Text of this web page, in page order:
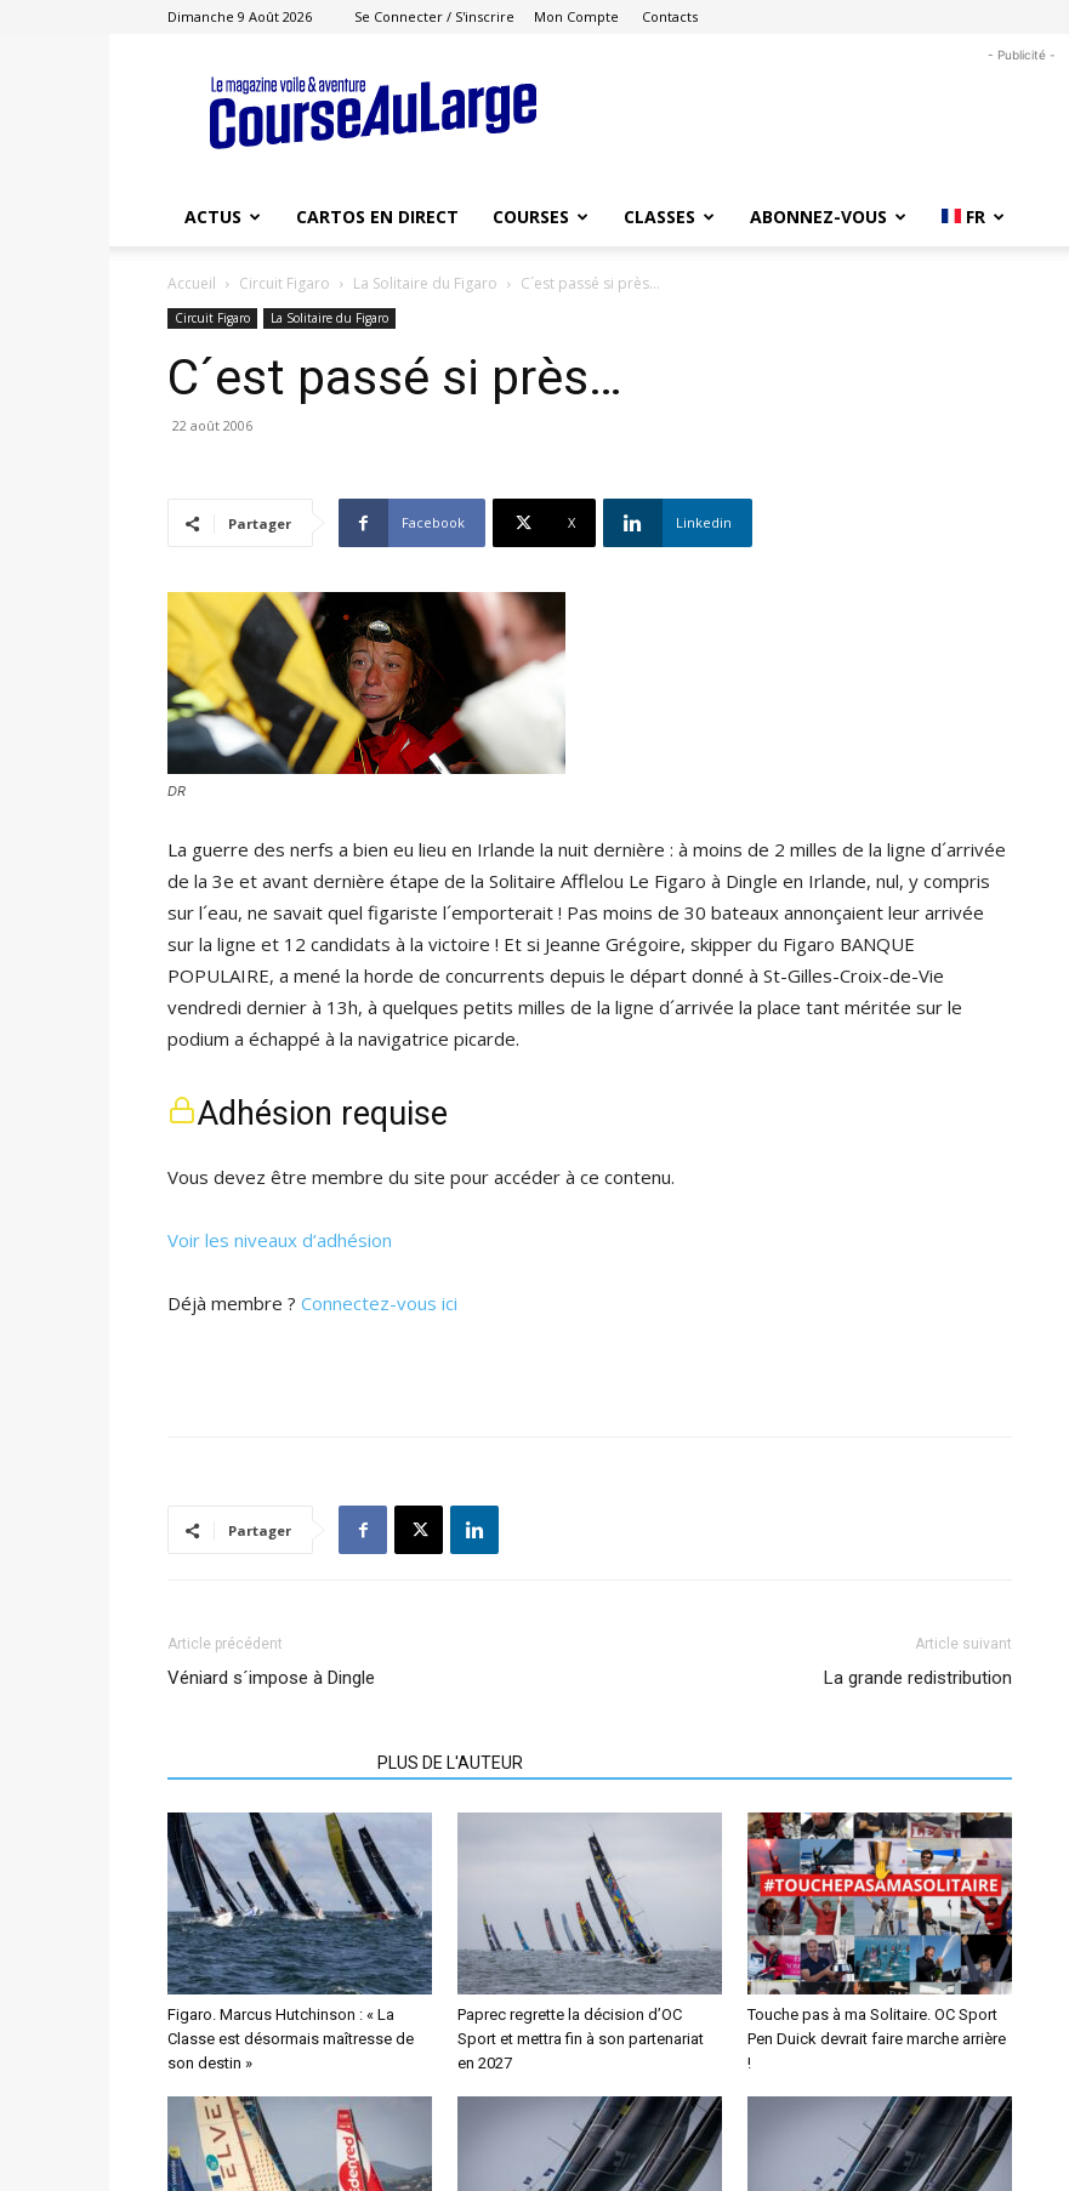
Dimanche 9 Août 2026 Se Connecter / S'inscrire Mon Compte Contacts
Course
au
Large
- Publicité -
ACTUS CARTOS EN DIRECT COURSES CLASSES ABONNEZ-VOUS FR
Accueil Circuit Figaro La Solitaire du Figaro C´est passé si près…
Circuit Figaro La Solitaire du Figaro
C´est passé si près…
22 août 2006
Partager Facebook X Linkedin
DR
La guerre des nerfs a bien eu lieu en Irlande la nuit dernière : à moins de 2 milles de la ligne d´arrivée
de la 3e et avant dernière étape de la Solitaire Afflelou Le Figaro à Dingle en Irlande, nul, y compris
sur l´eau, ne savait quel figariste l´emporterait ! Pas moins de 30 bateaux annonçaient leur arrivée
sur la ligne et 12 candidats à la victoire ! Et si Jeanne Grégoire, skipper du Figaro BANQUE
POPULAIRE, a mené la horde de concurrents depuis le départ donné à St-Gilles-Croix-de-Vie
vendredi dernier à 13h, à quelques petits milles de la ligne d´arrivée la place tant méritée sur le
podium a échappé à la navigatrice picarde.
Adhésion requise
Vous devez être membre du site pour accéder à ce contenu.
Voir les niveaux d’adhésion
Déjà membre ? Connectez-vous ici
Partager
Article précédent
Véniard s´impose à Dingle
Article suivant
La grande redistribution
PLUS DE L'AUTEUR
Figaro. Marcus Hutchinson : « La
Classe est désormais maîtresse de
son destin »
Paprec regrette la décision d’OC
Sport et mettra fin à son partenariat
en 2027
Touche pas à ma Solitaire. OC Sport
Pen Duick devrait faire marche arrière
!